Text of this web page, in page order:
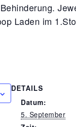
Laden im
DETAILS
Datum:
5. September